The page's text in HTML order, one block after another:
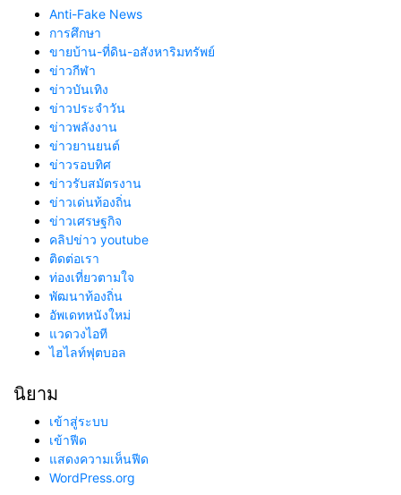
Anti-Fake News
การศึกษา
ขายบ้าน-ที่ดิน-อสังหาริมทรัพย์
ข่าวกีฬา
ข่าวบันเทิง
ข่าวประจำวัน
ข่าวพลังงาน
ข่าวยานยนต์
ข่าวรอบทิศ
ข่าวรับสมัตรงาน
ข่าวเด่นท้องถิ่น
ข่าวเศรษฐกิจ
คลิปข่าว youtube
ติดต่อเรา
ท่องเที่ยวตามใจ
พัฒนาท้องถิ่น
อัพเดทหนังใหม่
แวดวงไอที
ไฮไลท์ฟุตบอล
นิยาม
เข้าสู่ระบบ
เข้าฟีด
แสดงความเห็นฟีด
WordPress.org